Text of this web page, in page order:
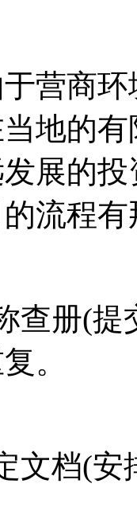
商环
地的
展的
流程
册(提
。
档(安